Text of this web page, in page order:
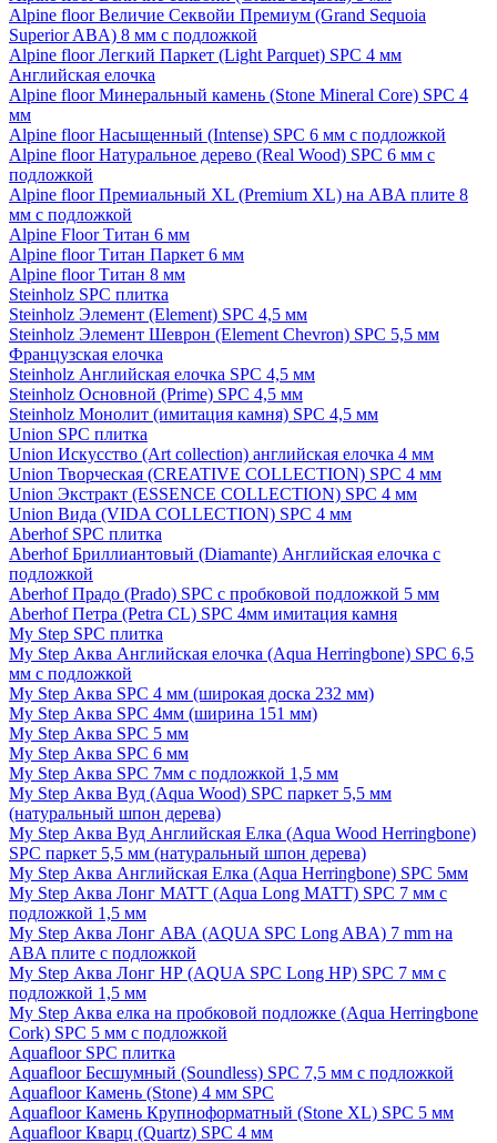
Alpine floor Величие Секвойи Премиум (Grand Sequoia
Superior ABA) 8 мм с подложкой
Alpine floor Легкий Паркет (Light Parquet) SPC 4 мм
Английская елочка
Alpine floor Минеральный камень (Stone Mineral Core) SPC 4
мм
Alpine floor Насыщенный (Intense) SPC 6 мм с подложкой
Alpine floor Натуральное дерево (Real Wood) SPC 6 мм с
подложкой
Alpine floor Премиальный XL (Premium XL) на ABA плите 8
мм с подложкой
Alpine Floor Титан 6 мм
Alpine floor Титан Паркет 6 мм
Alpine floor Титан 8 мм
Steinholz SPC плитка
Steinholz Элемент (Element) SPC 4,5 мм
Steinholz Элемент Шеврон (Element Chevron) SPC 5,5 мм
Французская елочка
Steinholz Английская елочка SPC 4,5 мм
Steinholz Основной (Prime) SPC 4,5 мм
Steinholz Монолит (имитация камня) SPC 4,5 мм
Union SPC плитка
Union Искусство (Art collection) английская елочка 4 мм
Union Творческая (CREATIVE COLLECTION) SPC 4 мм
Union Экстракт (ESSENCE COLLECTION) SPC 4 мм
Union Вида (VIDA COLLECTION) SPC 4 мм
Aberhof SPC плитка
Aberhof Бриллиантовый (Diamante) Английская елочка с
подложкой
Aberhof Прадо (Prado) SPC с пробковой подложкой 5 мм
Aberhof Петра (Petra CL) SPC 4мм имитация камня
My Step SPC плитка
My Step Аква Английская елочка (Aqua Herringbone) SPC 6,5
мм с подложкой
My Step Аква SPC 4 мм (широкая доска 232 мм)
My Step Аква SPC 4мм (ширина 151 мм)
My Step Аква SPC 5 мм
My Step Аква SPC 6 мм
My Step Аква SPC 7мм c подложкой 1,5 мм
My Step Аква Вуд (Aqua Wood) SPC паркет 5,5 мм
(натуральный шпон дерева)
My Step Аква Вуд Английская Елка (Aqua Wood Herringbone)
SPC паркет 5,5 мм (натуральный шпон дерева)
My Step Аква Английская Елка (Aqua Herringbone) SPC 5мм
My Step Аква Лонг MATT (Aqua Long MATT) SPC 7 мм с
подложкой 1,5 мм
My Step Аква Лонг АВА (AQUA SPC Long ABA) 7 mm на
ABA плите с подложкой
My Step Аква Лонг НР (AQUA SPC Long HP) SPC 7 мм с
подложкой 1,5 мм
My Step Аква елка на пробковой подложке (Aqua Herringbone
Cork) SPC 5 мм с подложкой
Aquafloor SPC плитка
Aquafloor Бесшумный (Soundless) SPC 7,5 мм с подложкой
Aquafloor Камень (Stone) 4 мм SPC
Aquafloor Камень Крупноформатный (Stone XL) SPC 5 мм
Aquafloor Кварц (Quartz) SPC 4 мм